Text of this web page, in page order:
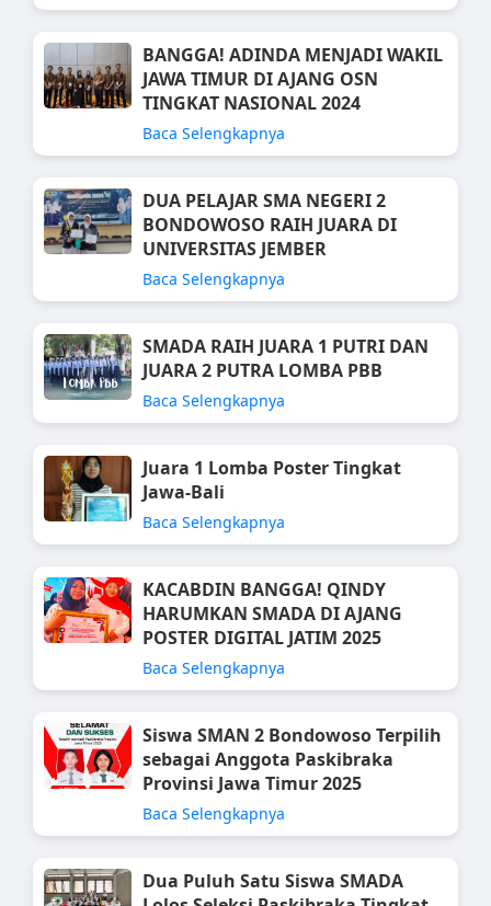
BANGGA! ADINDA MENJADI WAKIL
JAWA TIMUR DI AJANG OSN
TINGKAT NASIONAL 2024
Baca Selengkapnya
DUA PELAJAR SMA NEGERI 2
BONDOWOSO RAIH JUARA DI
UNIVERSITAS JEMBER
Baca Selengkapnya
SMADA RAIH JUARA 1 PUTRI DAN
JUARA 2 PUTRA LOMBA PBB
Baca Selengkapnya
Juara 1 Lomba Poster Tingkat
Jawa-Bali
Baca Selengkapnya
KACABDIN BANGGA! QINDY
HARUMKAN SMADA DI AJANG
POSTER DIGITAL JATIM 2025
Baca Selengkapnya
Siswa SMAN 2 Bondowoso Terpilih
sebagai Anggota Paskibraka
Provinsi Jawa Timur 2025
Baca Selengkapnya
Dua Puluh Satu Siswa SMADA